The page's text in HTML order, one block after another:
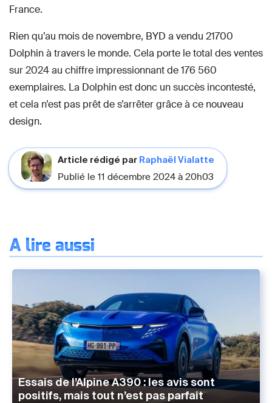
France.
Rien qu’au mois de novembre, BYD a vendu 21700
Dolphin à travers le monde. Cela porte le total des ventes
sur 2024 au chiffre impressionnant de 176 560
exemplaires. La Dolphin est donc un succès incontesté,
et cela n’est pas prêt de s’arrêter grâce à ce nouveau
design.
Article rédigé par Raphaël Vialatte
Publié le 11 décembre 2024 à 20h03
À lire aussi
Essais de l’Alpine A390 : les avis sont
positifs, mais tout n’est pas parfait